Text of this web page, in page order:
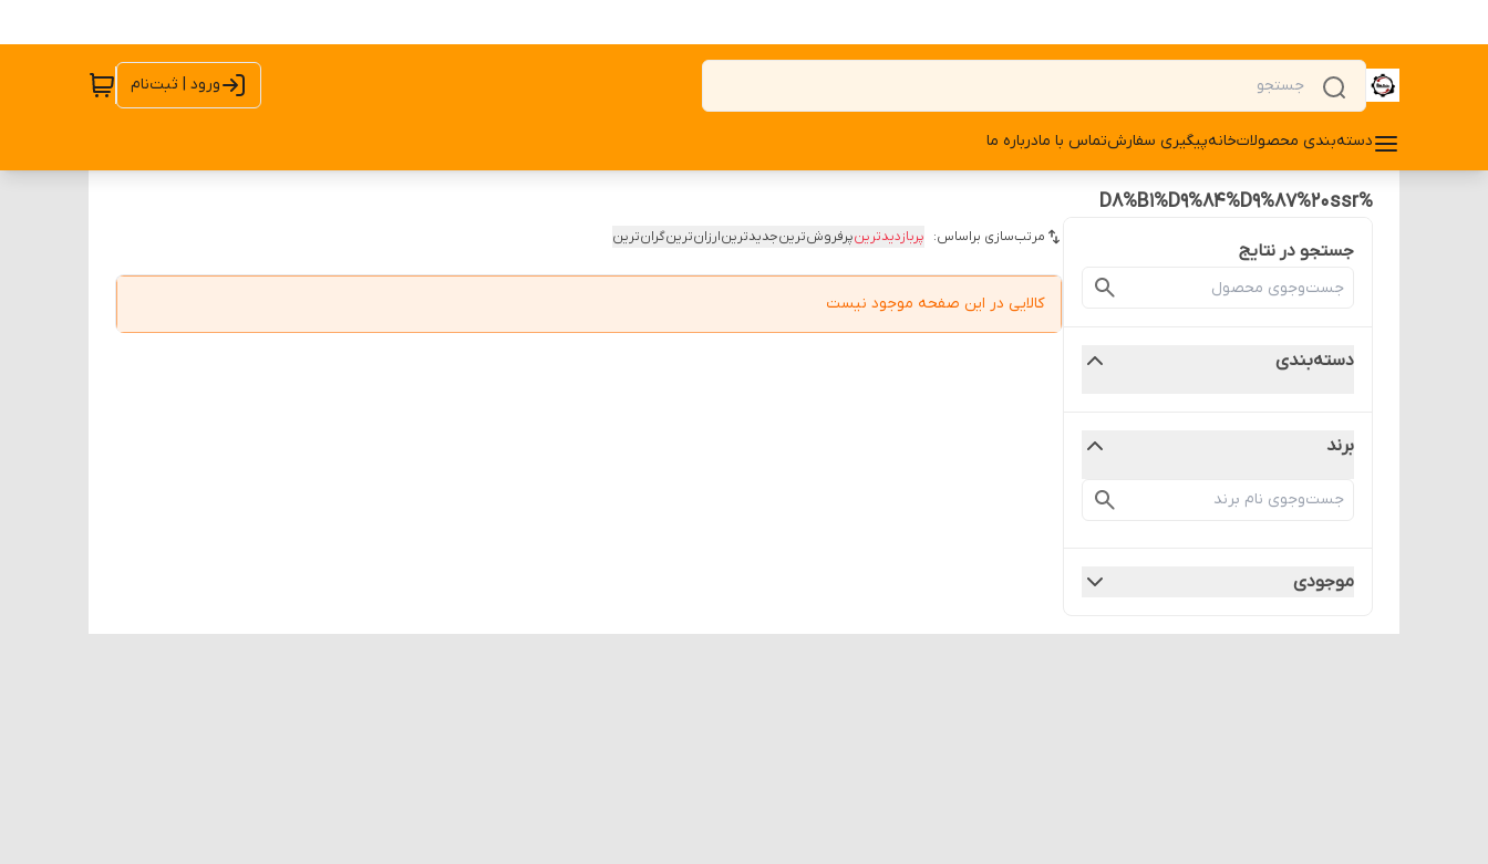
ورود | ثبت‌نام
دسته‌بندی محصولاتخانهپیگیری سفارشتماس با مادرباره ما
%D8%B1%D9%84%D9%87%20ssr
جستجو در نتایج
دسته‌بندی
برند
موجودی
مرتب‌سازی براساس: پربازدیدترینپرفروش‌ترینجدیدترینارزان‌ترینگران‌ترین
کالایی در این صفحه موجود نیست